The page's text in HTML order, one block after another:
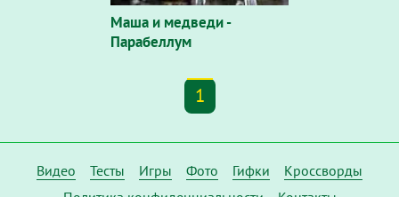
Маша и медведи -
Парабеллум
1
Видео Тесты Игры Фото Гифки
Кроссворды